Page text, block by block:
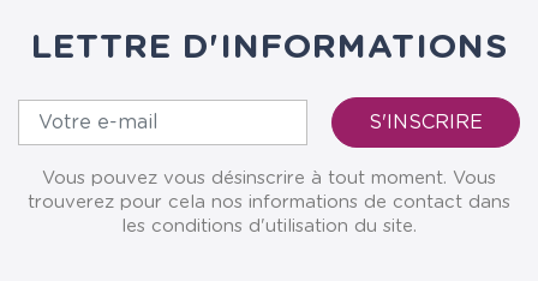
LETTRE D'INFORMATIONS
Vous pouvez vous désinscrire à tout moment. Vous
trouverez pour cela nos informations de contact dans
les conditions d'utilisation du site.